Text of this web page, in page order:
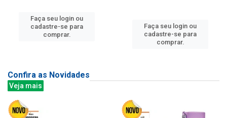
Faça seu login ou
cadastre-se para
comprar.
Faça seu login ou
cadastre-se para
comprar.
Confira as Novidades
Veja mais